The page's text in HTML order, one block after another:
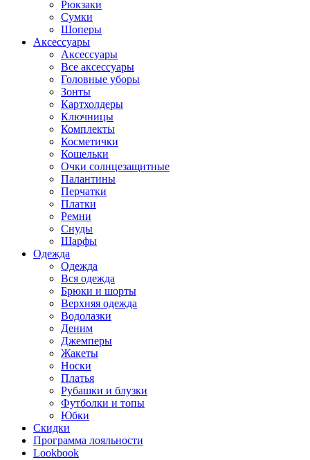
Рюкзаки
Сумки
Шоперы
Аксессуары
Аксессуары
Все аксессуары
Головные уборы
Зонты
Картхолдеры
Ключницы
Комплекты
Косметички
Кошельки
Очки солнцезащитные
Палантины
Перчатки
Платки
Ремни
Снуды
Шарфы
Одежда
Одежда
Вся одежда
Брюки и шорты
Верхняя одежда
Водолазки
Деним
Джемперы
Жакеты
Носки
Платья
Рубашки и блузки
Футболки и топы
Юбки
Скидки
Программа лояльности
Lookbook